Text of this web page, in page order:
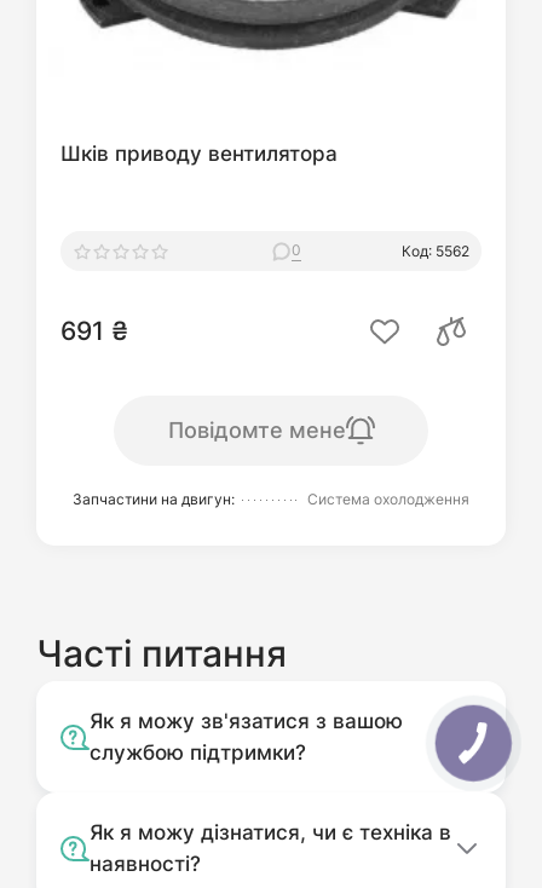
Шків приводу вентилятора
0 Код: 5562
691 ₴
Повідомте мене
Запчастини на двигун: Система охолодження
Часті питання
Як я можу зв'язатися з вашою
службою підтримки?
Як я можу дізнатися, чи є техніка в
наявності?